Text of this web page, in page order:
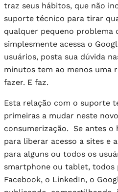
traz seus hábitos, que não
suporte técnico para tirar
qualquer pequeno problema
simplesmente acessa o
usuários, posta sua dúvida
minutos tem ao menos uma
fazer. E faz.
Esta relação com o suporte
primeiras a mudar neste
consumerização. Se antes o
para liberar acesso a sites e
para alguns ou todos os
smartphone ou tablet, todos
Facebook, o LinkedIn, o